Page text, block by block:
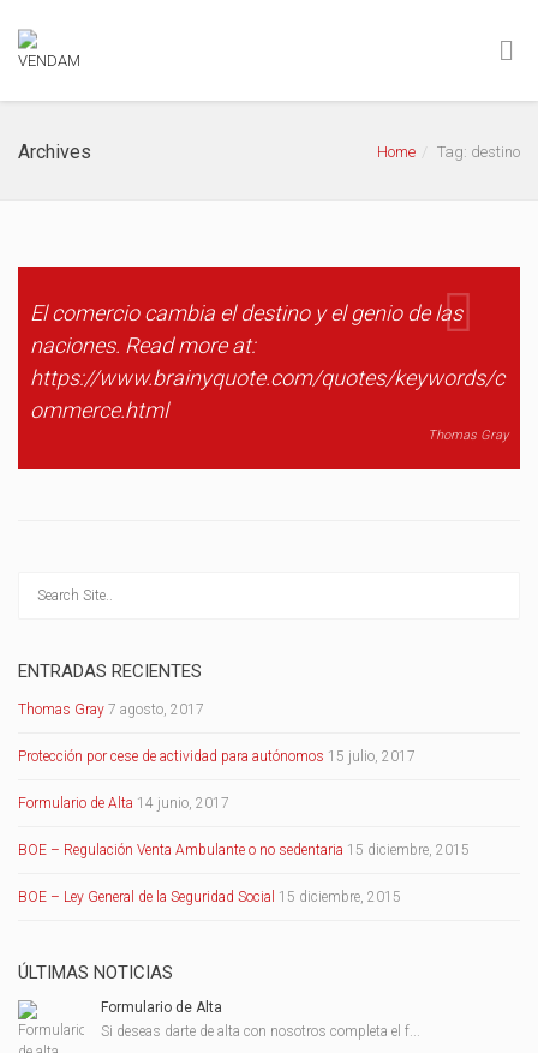
Archives Home Tag: destino
El comercio cambia el destino y el genio de las
naciones. Read more at:
https://www.brainyquote.com/quotes/keywords/c
ommerce.html
Thomas Gray
ENTRADAS RECIENTES
Thomas Gray 7 agosto, 2017
Protección por cese de actividad para autónomos 15 julio, 2017
Formulario de Alta 14 junio, 2017
BOE – Regulación Venta Ambulante o no sedentaria 15 diciembre, 2015
BOE – Ley General de la Seguridad Social 15 diciembre, 2015
ÚLTIMAS NOTICIAS
Formulario de Alta
Si deseas darte de alta con nosotros completa el f...